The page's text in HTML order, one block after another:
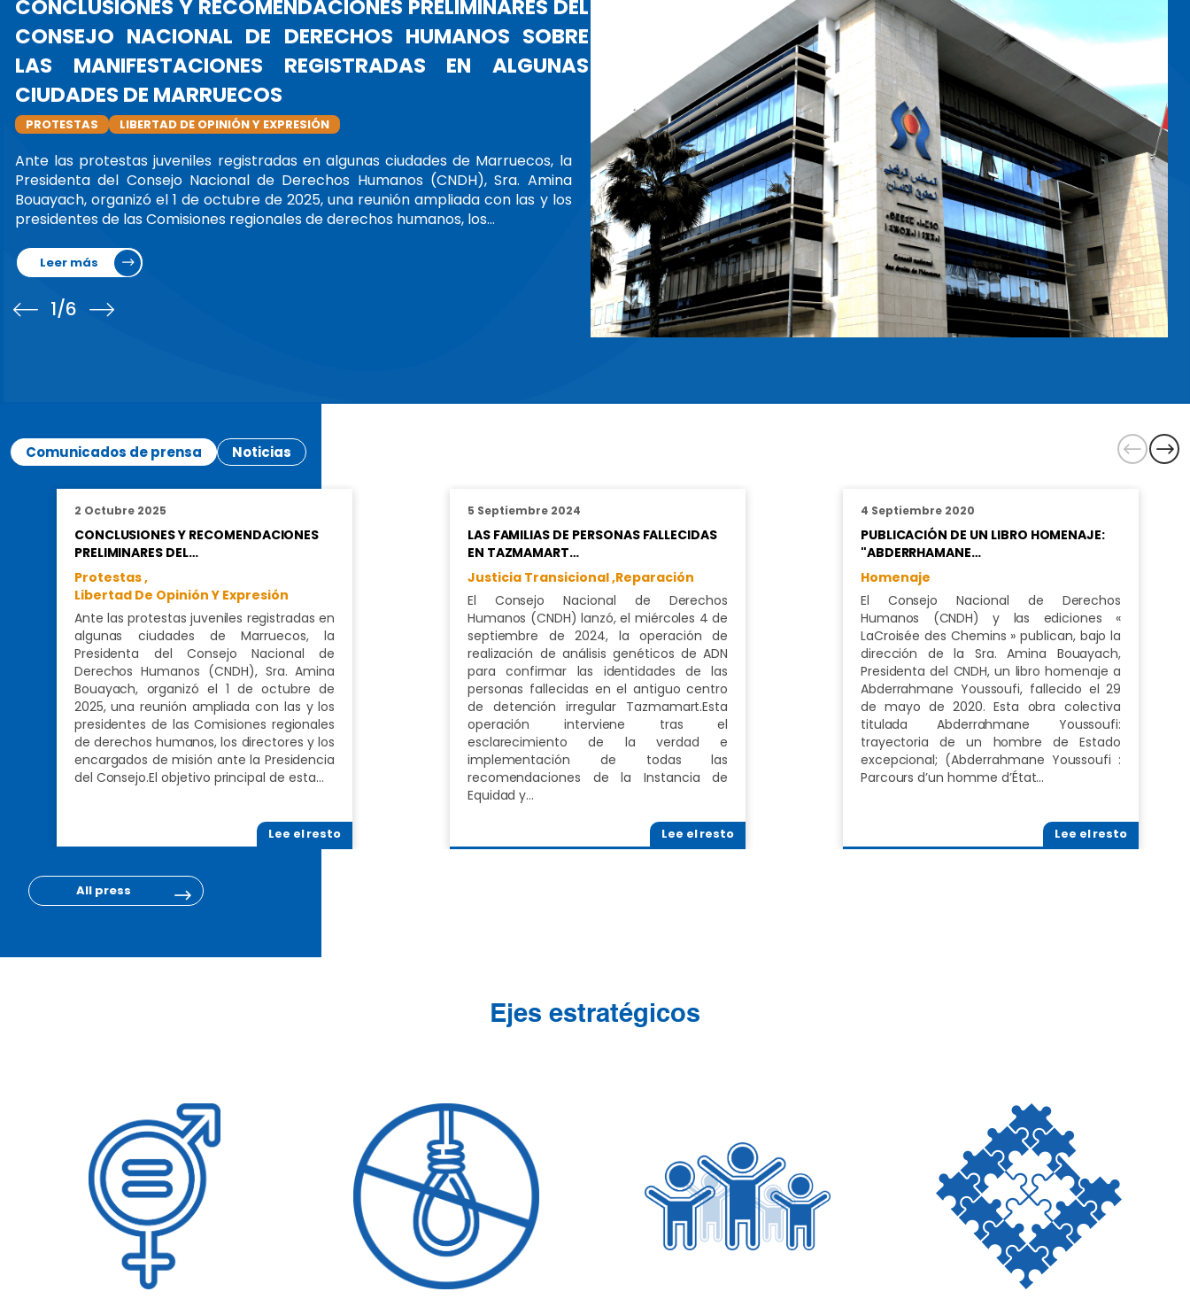
LA PRESIDENTA DEL CNDH, AMINA BOUAYACH, ASUME
OFICIALMENTE LA PRESIDENCIA DE LA GANHRI
PRESIDENTA ALLIANZA GLOBAL DE INDH
La Sra. Amina Bouayach, Presidenta del Consejo Nacional de Derechos Humanos
(CNDH), asumió oficialmente su mandato como Presidenta de la Alianza Global
de Instituciones Nacionales de Derechos Humanos (GANHRI) el jueves 13 de
marzo de 2025.Además de mantener reuniones bilaterales con varias…
Leer más
1/6
Comunicados de prensa Noticias
2 Octubre 2025
CONCLUSIONES Y RECOMENDACIONES
PRELIMINARES DEL…
Protestas ,
Libertad De Opinión Y Expresión
Ante las protestas juveniles registradas en
algunas ciudades de Marruecos, la
Presidenta del Consejo Nacional de
Derechos Humanos (CNDH), Sra. Amina
Bouayach, organizó el 1 de octubre de
2025, una reunión ampliada con las y los
presidentes de las Comisiones regionales
de derechos humanos, los directores y los
encargados de misión ante la Presidencia
del Consejo.El objetivo principal de esta…
Lee el resto
5 Septiembre 2024
LAS FAMILIAS DE PERSONAS FALLECIDAS
EN TAZMAMART…
Justicia Transicional ,Reparación
El Consejo Nacional de Derechos
Humanos (CNDH) lanzó, el miércoles 4 de
septiembre de 2024, la operación de
realización de análisis genéticos de ADN
para confirmar las identidades de las
personas fallecidas en el antiguo centro
de detención irregular Tazmamart.Esta
operación interviene tras el
esclarecimiento de la verdad e
implementación de todas las
recomendaciones de la Instancia de
Equidad y…
Lee el resto
4 Septiembre 2020
PUBLICACIÓN DE UN LIBRO HOMENAJE:
"ABDERRHAMANE…
Homenaje
El Consejo Nacional de Derechos
Humanos (CNDH) y las ediciones «
LaCroisée des Chemins » publican, bajo la
dirección de la Sra. Amina Bouayach,
Presidenta del CNDH, un libro homenaje a
Abderrahmane Youssoufi, fallecido el 29
de mayo de 2020. Esta obra colectiva
titulada Abderrahmane Youssoufi:
trayectoria de un hombre de Estado
excepcional; (Abderrahmane Youssoufi :
Parcours d’un homme d’État…
Lee el resto
All press
Ejes estratégicos